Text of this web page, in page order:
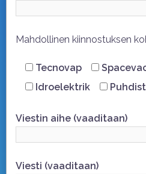
Mahdollinen kiinnostuksen
Tecnovap
Idroelektrik
Viestin aihe (vaaditaan)
Viesti (vaaditaan)